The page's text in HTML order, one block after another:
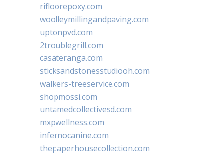
rifloorepoxy.com
woolleymillingandpaving.com
uptonpvd.com
2troublegrill.com
casateranga.com
sticksandstonesstudiooh.com
walkers-treeservice.com
shopmossi.com
untamedcollectivesd.com
mxpwellness.com
infernocanine.com
thepaperhousecollection.com